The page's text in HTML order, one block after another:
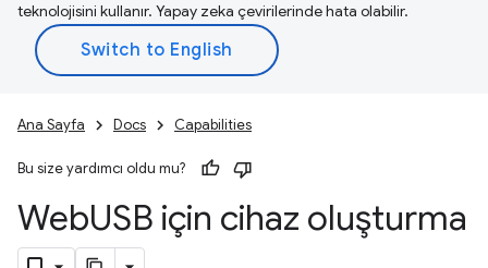
teknolojisini kullanır. Yapay zeka çevirilerinde hata olabilir.
Ana Sayfa Docs Capabilities
Bu size yardımcı oldu mu?
WebUSB için cihaz oluşturma